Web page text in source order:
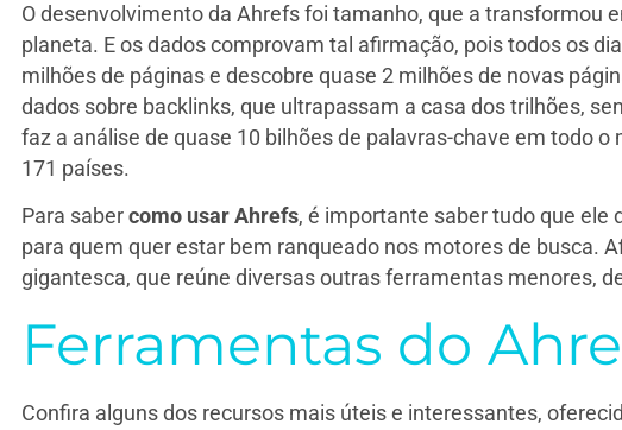
O desenvolvimento da Ahrefs foi tamanho, que a transformou
planeta. E os dados comprovam tal afirmação, pois todos os
milhões de páginas e descobre quase 2 milhões de novas
dados sobre backlinks, que ultrapassam a casa dos trilhões,
faz a análise de quase 10 bilhões de palavras-chave em todo
171 países.
Para saber como usar Ahrefs, é importante saber tudo que ele
para quem quer estar bem ranqueado nos motores de busca.
gigantesca, que reúne diversas outras ferramentas menores,
Ferramentas do
Confira alguns dos recursos mais úteis e interessantes,